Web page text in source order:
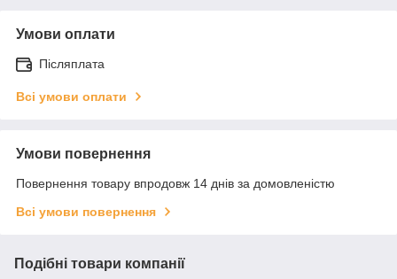
Умови оплати
Післяплата
Всі умови оплати
Умови повернення
Повернення товару впродовж 14 днів за домовленістю
Всі умови повернення
Подібні товари компанії